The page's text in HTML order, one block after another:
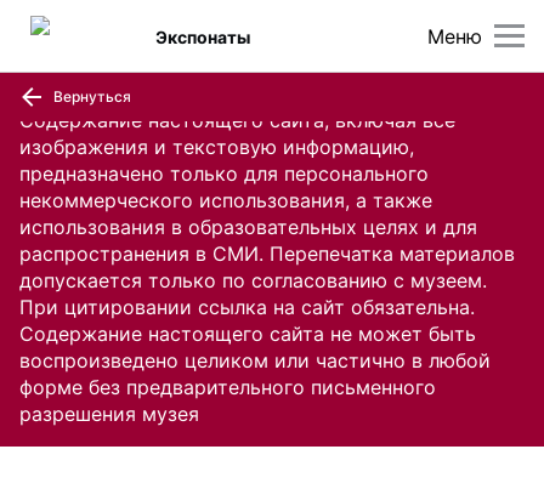
Содержание настоящего сайта, включая все
изображения и текстовую информацию,
предназначено только для персонального
некоммерческого использования, а также
использования в образовательных целях и для
распространения в СМИ. Перепечатка материалов
допускается только по согласованию с музеем.
При цитировании ссылка на сайт обязательна.
Содержание настоящего сайта не может быть
воспроизведено целиком или частично в любой
форме без предварительного письменного
разрешения музея
Меню
Экспонаты
Вернуться